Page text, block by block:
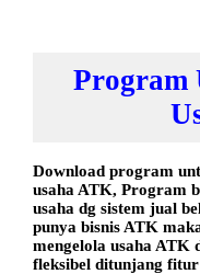
Program
Download program
usaha ATK, Program
usaha dg sistem jual
punya bisnis ATK
mengelola usaha ATK
fleksibel ditunjang fitur